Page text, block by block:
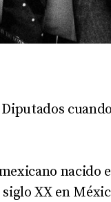
XX en